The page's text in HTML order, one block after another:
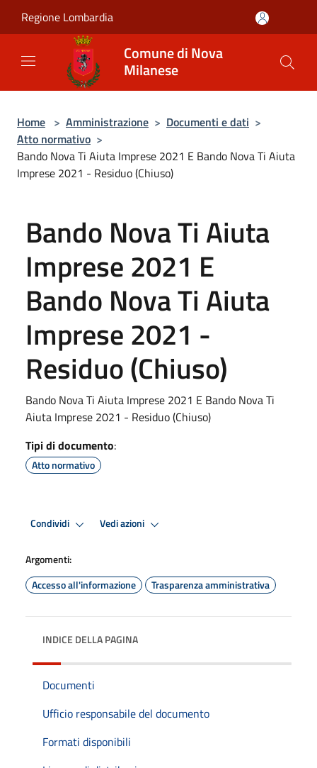
Regione Lombardia
Comune di Nova
Milanese
Home > Amministrazione > Documenti e dati >
Atto normativo >
Bando Nova Ti Aiuta Imprese 2021 E Bando Nova Ti Aiuta
Imprese 2021 - Residuo (Chiuso)
Bando Nova Ti Aiuta
Imprese 2021 E
Bando Nova Ti Aiuta
Imprese 2021 -
Residuo (Chiuso)
Bando Nova Ti Aiuta Imprese 2021 E Bando Nova Ti
Aiuta Imprese 2021 - Residuo (Chiuso)
Tipi di documento:
Atto normativo
Condividi Vedi azioni
Argomenti:
Accesso all'informazione
Trasparenza amministrativa
INDICE DELLA PAGINA
Documenti
Ufficio responsabile del documento
Formati disponibili